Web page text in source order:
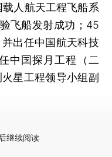
人航天工程飞船系
飞船发射成功；45
出任中国航天科技
中国探月工程（二
星工程领导小组副
继续阅读